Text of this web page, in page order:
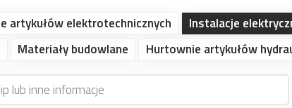
artykułów elektrotechnicznych Instalacje
Materiały budowlane Hurtownie artykułów